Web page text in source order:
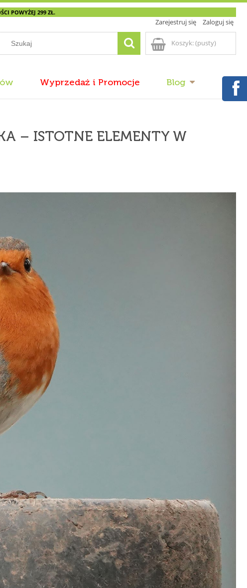
POWYŻEJ 299 ZŁ.
Zarejestruj się Zaloguj się
Koszyk:(pusty)
Wyprzedaż i Promocje Blog
– ISTOTNE ELEMENTY W